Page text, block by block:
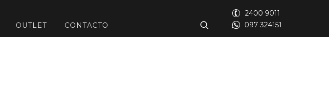
OUTLET CONTACTO
2400 9011
097 324151